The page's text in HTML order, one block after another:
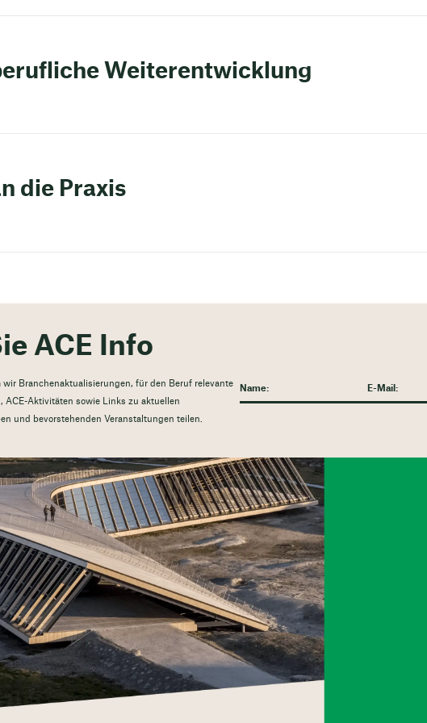
Weiterentwicklung
die Praxis
ACE Info
Branchenaktualisierungen, für den Beruf relevante
ACE-Aktivitäten sowie Links zu aktuellen
und bevorstehenden Veranstaltungen teilen.